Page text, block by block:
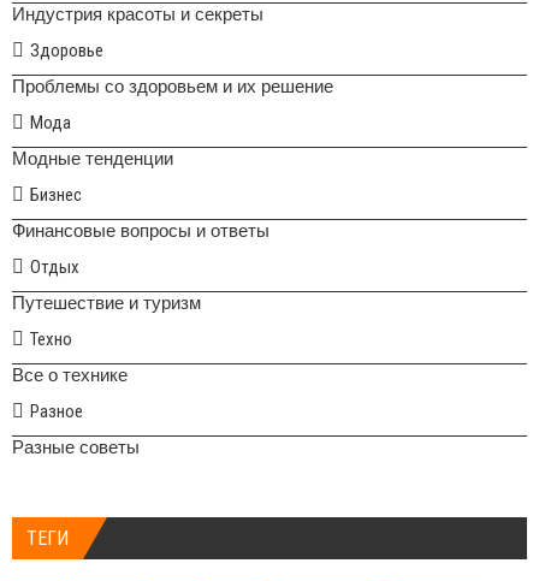
Индустрия красоты и секреты
Здоровье
Проблемы со здоровьем и их решение
Мода
Модные тенденции
Бизнес
Финансовые вопросы и ответы
Отдых
Путешествие и туризм
Техно
Все о технике
Разное
Разные советы
ТЕГИ